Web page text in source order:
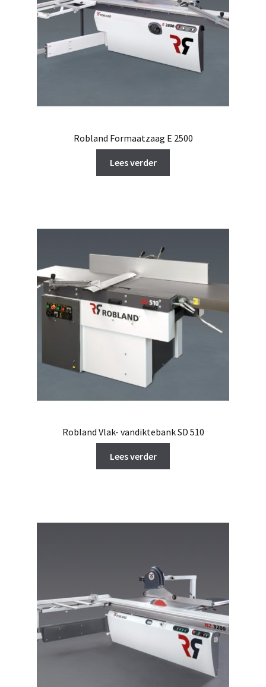
Robland Formaatzaag E 2500
Lees verder
Robland Vlak- vandiktebank SD 510
Lees verder